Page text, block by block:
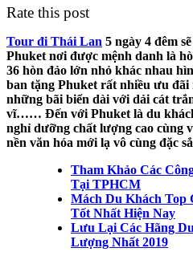
Rate this post
Tour đi Thái Lan 5 ngày 4 đêm
Phuket nơi được mệnh danh là
36 hòn đảo lớn nhỏ khác nhau
ban tặng Phuket rất nhiều ưu
những bãi biển dài với dải cát
vĩ…… Đến với Phuket là du
nghỉ dưỡng chất lượng cao cùng
nền văn hóa mới lạ vô cùng đặc
Tham Khảo Các
Tại TPHCM
Mách Du Khách Top
Tốt Nhất Hiện Nay
Lưu Lại Các Hãng
Lượng Nhất 2019